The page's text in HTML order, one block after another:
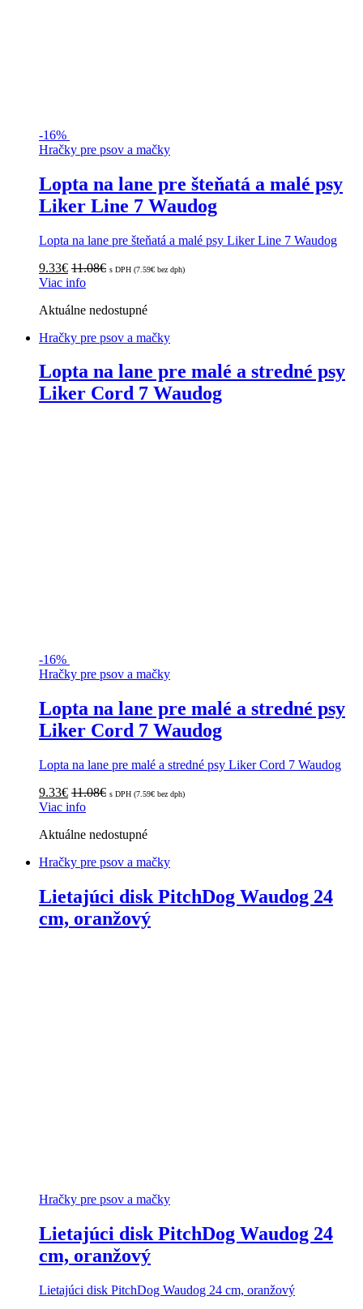
-16%
Hračky pre psov a mačky
Lopta na lane pre šteňatá a malé psy
Liker Line 7 Waudog
Lopta na lane pre šteňatá a malé psy Liker Line 7 Waudog
9.33€ 11.08€ s DPH (7.59€ bez dph)
Viac info
Aktuálne nedostupné
Hračky pre psov a mačky
Lopta na lane pre malé a stredné psy
Liker Cord 7 Waudog
-16%
Hračky pre psov a mačky
Lopta na lane pre malé a stredné psy
Liker Cord 7 Waudog
Lopta na lane pre malé a stredné psy Liker Cord 7 Waudog
9.33€ 11.08€ s DPH (7.59€ bez dph)
Viac info
Aktuálne nedostupné
Hračky pre psov a mačky
Lietajúci disk PitchDog Waudog 24
cm, oranžový
Hračky pre psov a mačky
Lietajúci disk PitchDog Waudog 24
cm, oranžový
Lietajúci disk PitchDog Waudog 24 cm, oranžový